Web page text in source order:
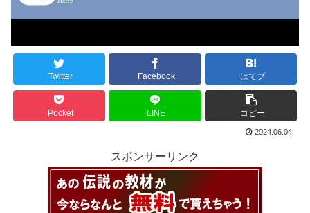
Twitter Facebook はてブ
Pocket LINE コピー
2024.06.04
スポンサーリンク